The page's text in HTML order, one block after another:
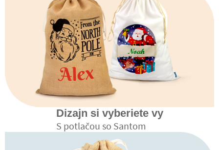
Dizajn si vyberiete vy
S potlačou so Santom